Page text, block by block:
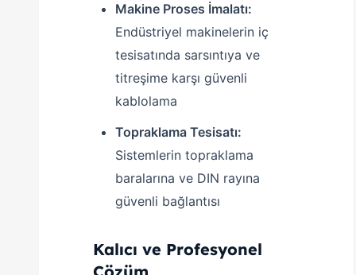
Makine Proses İmalatı:
Endüstriyel makinelerin iç
tesisatında sarsıntıya ve
titreşime karşı güvenli
kablolama
Topraklama Tesisatı:
Sistemlerin topraklama
baralarına ve DIN rayına
güvenli bağlantısı
Kalıcı ve Profesyonel